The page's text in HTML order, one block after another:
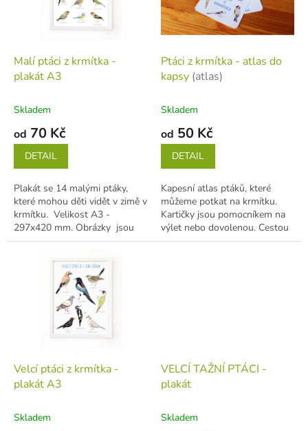
Malí ptáci z krmítka -
plakát A3
Skladem
od 70 Kč
DETAIL
Plakát se 14 malými ptáky,
které mohou děti vidět v zimě v
krmítku. Velikost A3 -
297x420 mm. Obrázky jsou
ručně malované akvarelovými
Ptáci z krmítka - atlas do
kapsy (atlas)
Skladem
od 50 Kč
DETAIL
Kapesní atlas ptáků, které
můžeme potkat na krmítku.
Kartičky jsou pomocníkem na
výlet nebo dovolenou. Cestou
vlakem nebo autem děti
Velcí ptáci z krmítka -
plakát A3
Skladem
VELCÍ TAŽNÍ PTÁCI -
plakát
Skladem